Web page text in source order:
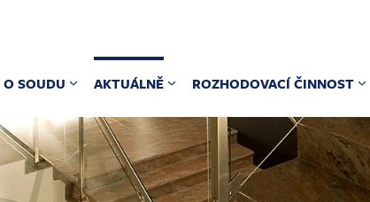
O SOUDU AKTUÁLNĚ ROZHODOVACÍ ČINNOST